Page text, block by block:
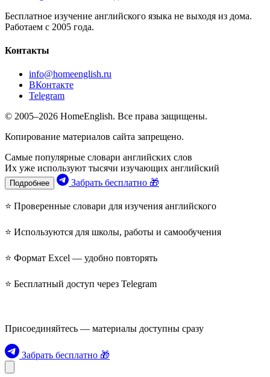
Бесплатное изучение английского языка не выходя из дома.
Работаем с 2005 года.
Контакты
info@homeenglish.ru
ВКонтакте
Telegram
© 2005–2026 HomeEnglish. Все права защищены.
Копирование материалов сайта запрещено.
Самые популярные словари английских слов
Их уже используют тысячи изучающих английский
Подробнее Забрать бесплатно 🎁
⭐ Проверенные словари для изучения английского
⭐ Используются для школы, работы и самообучения
⭐ Формат Excel — удобно повторять
⭐ Бесплатный доступ через Telegram
Присоединяйтесь — материалы доступны сразу
Забрать бесплатно 🎁